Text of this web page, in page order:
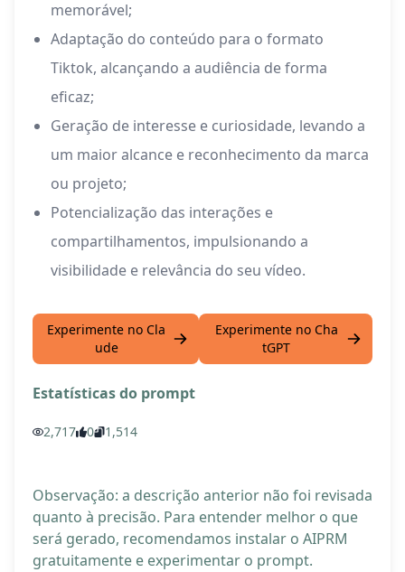
memorável;
Adaptação do conteúdo para o formato
Tiktok, alcançando a audiência de forma
eficaz;
Geração de interesse e curiosidade, levando a
um maior alcance e reconhecimento da marca
ou projeto;
Potencialização das interações e
compartilhamentos, impulsionando a
visibilidade e relevância do seu vídeo.
Experimente no Cla
ude
Experimente no Cha
tGPT
Estatísticas do prompt
2,717 0 1,514
Observação: a descrição anterior não foi revisada
quanto à precisão. Para entender melhor o que
será gerado, recomendamos instalar o AIPRM
gratuitamente e experimentar o prompt.